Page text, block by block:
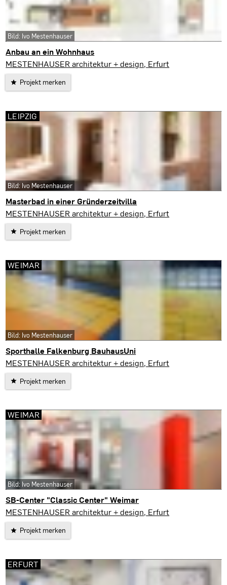
Anbau an ein Wohnhaus
Amt Wachsenburg
MESTENHAUSER architektur + design, Erfurt
Projekt merken
Bild: Ivo Mestenhauser
Masterbad in einer Gründerzeitvilla
Leipzig
MESTENHAUSER architektur + design, Erfurt
Projekt merken
LEIPZIG
Bild: Ivo Mestenhauser
Sporthalle Falkenburg BauhausUni
Weimar
MESTENHAUSER architektur + design, Erfurt
Projekt merken
WEIMAR
Bild: Ivo Mestenhauser
SB-Center "Classic Center" Weimar
Weimar
MESTENHAUSER architektur + design, Erfurt
Projekt merken
WEIMAR
Bild: Ivo Mestenhauser
ERFURT